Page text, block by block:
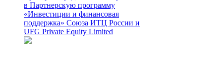
в Партнерскую программу
«Инвестиции и финансовая
поддержка» Союза ИТЦ России и
UFG Private Equity Limited